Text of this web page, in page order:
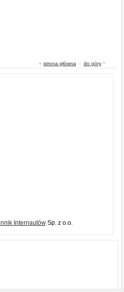
« strona główna - do góry ^
InternautówSp. z o.o.